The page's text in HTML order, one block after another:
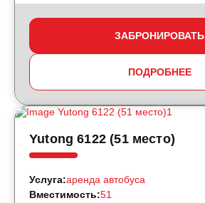
ЗАБРОНИРОВАТЬ
ПОДРОБНЕЕ
Yutong 6122 (51 место)
Услуга:аренда автобуса
Вместимость:51